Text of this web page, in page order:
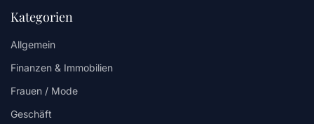
Kategorien
Allgemein
Finanzen & Immobilien
Frauen / Mode
Geschäft